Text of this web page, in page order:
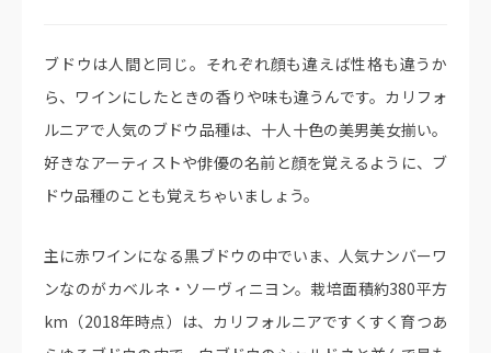
ブドウは人間と同じ。それぞれ顔も違えば性格も違うか
ら、ワインにしたときの香りや味も違うんです。カリフォ
ルニアで人気のブドウ品種は、十人十色の美男美女揃い。
好きなアーティストや俳優の名前と顔を覚えるように、ブ
ドウ品種のことも覚えちゃいましょう。
主に赤ワインになる黒ブドウの中でいま、人気ナンバーワ
ンなのがカベルネ・ソーヴィニヨン。栽培面積約380平方
km（2018年時点）は、カリフォルニアですくすく育つあ